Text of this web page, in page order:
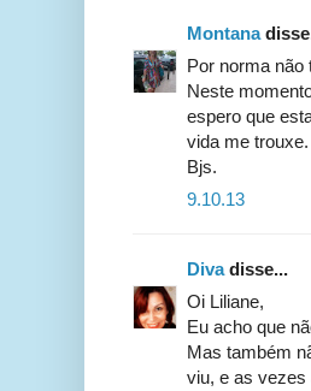
Montana
Por norma
Neste
espero que
vida me
Bjs.
9.10.13
Divadisse...
Oi Liliane,
Eu acho que
Mas também
viu, e as